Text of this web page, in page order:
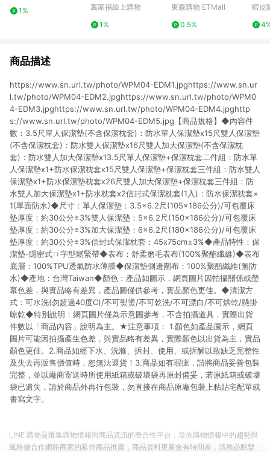
1%
人5尺(內束加高型38c
萬家福線上購物
1%
床護墊席夢思褥子折疊
東森購物 ETMall
0.5%
尿墊
墊
蝦皮
商品描述
https://www.sn.url.tw/photo/WPM04-EDM1.jpghttps://www.sn.ur
l.tw/photo/WPM04-EDM2.jpghttps://www.sn.url.tw/photo/WPM0
4-EDM3.jpghttps://www.sn.url.tw/photo/WPM04-EDM4.jpghttp
s://www.sn.url.tw/photo/WPM04-EDM5.jpg【商品規格】◆內容件
數：3.5尺單人保潔墊(不含保潔枕套)：防水單人保潔墊x15尺雙人保潔墊
(不含保潔枕套)：防水雙人保潔墊x16尺雙人加大保潔墊(不含保潔枕
套)：防水雙人加大保潔墊x13.5尺單人保潔墊+保潔枕套二件組：防水單
人保潔墊x1+防水保潔枕套x15尺雙人保潔墊+保潔枕套三件組：防水雙人
保潔墊x1+防水保潔墊枕套x26尺雙人加大保潔墊+保潔枕套三件組：防
水雙人加大保潔墊x1+防水枕套x2信封式保潔枕套(1入)：防水保潔枕套×
1(單面防水)◆尺寸：單人保潔墊：3.5×6.2尺(105×186公分)/可包覆床
墊厚度：約30公分±3%雙人保潔墊：5×6.2尺(150×186公分)/可包覆床
墊厚度：約30公分±3%加大保潔墊：6×6.2尺(180×186公分)/可包覆床
墊厚度：約30公分±3%信封式保潔枕套：45x75cm±3%◆產品特性：保
潔墊-隱密式ㄇ字型鬆緊帶◆表布：舒柔磨毛表布(100%聚酯纖維)◆表布
底層：100%TPU透氣防水薄膜◆保潔墊側邊圍布：100%聚酯纖維(無防
水)◆產地：台灣Taiwan◆顏色：產品如圖示，網頁圖片因拍攝關係或螢
幕色差，與實品略有差異，產品圖僅供參考，實品顏色更佳。◆清潔方
式：可水洗(勿超過40度C)/不可熨燙/不可乾洗/不可漂白/不可烘乾/懸掛
晾乾◆特別說明：網頁圖片僅為示意圖參考，不含拍攝道具，實際出貨
件數以「商品內容」說明為主。★注意事項： 1.顏色如產品圖示，網頁
圖片可能因拍攝產生色差，與實品略有差異，實際顏色以出貨為主，實品
顏色更佳。2.商品如經下水、洗滌、拆封、使用、或拆解以致缺乏完整性
及失去再販售價值時，恕無法退貨！3.商品如有瑕疵，請將商品妥善包裝
完整，並以廠商寄送時所使用紙箱或破壞袋再原封備妥，若原紙箱或破壞
袋已遺失，請於商品外再行包裝，勿直接在商品原廠包裝上粘貼宅配單或
書寫文字。
LINE 購物是匯集購物情報與商品資訊的整合性平台，並依購物情報中的趨勢與
風格做合作網路商家的延伸商品推薦，商品資料更新會有時間差，請務必點擊